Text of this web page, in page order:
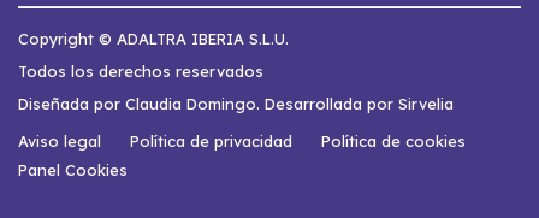
Copyright © ADALTRA IBERIA S.L.U.
Todos los derechos reservados
Diseñada por Claudia Domingo. Desarrollada por Sirvelia
Aviso legal
Política de privacidad
Política de cookies
Panel Cookies